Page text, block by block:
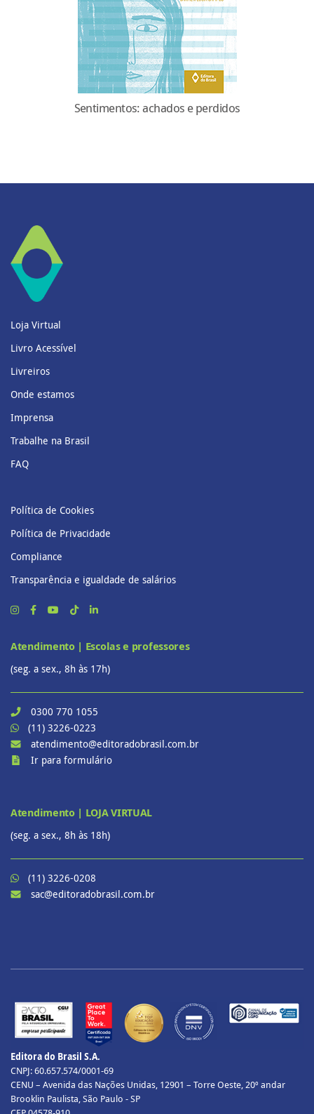
Sentimentos: achados e perdidos
Loja Virtual
Livro Acessível
Livreiros
Onde estamos
Imprensa
Trabalhe na Brasil
FAQ
Política de Cookies
Política de Privacidade
Compliance
Transparência e igualdade de salários
Atendimento | Escolas e professores
(seg. a sex., 8h às 17h)
0300 770 1055
(11) 3226-0223
atendimento@editoradobrasil.com.br
Ir para formulário
Atendimento | LOJA VIRTUAL
(seg. a sex., 8h às 18h)
(11) 3226-0208
sac@editoradobrasil.com.br
Editora do Brasil S.A.
CNPJ: 60.657.574/0001-69
CENU – Avenida das Nações Unidas, 12901 – Torre Oeste, 20º andar
Brooklin Paulista, São Paulo - SP